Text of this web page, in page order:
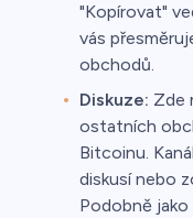
"Kopírovat"
vás
obchodů.
Diskuze: Zde
ostatních
Bitcoinu.
diskusí nebo
Podobně